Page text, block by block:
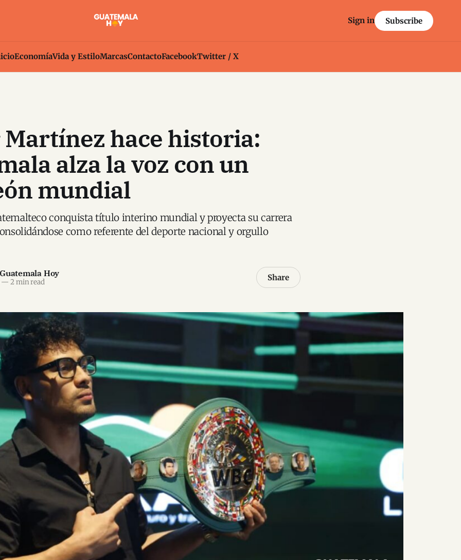
EconomíaVida y EstiloMarcasContactoFacebookTwitter / X
Sign in Subscribe
hace historia:
alza la voz con un
mundial
conquista título interino mundial y proyecta su carrera
como referente del deporte nacional y orgullo
Hoy
— 2 min read Share